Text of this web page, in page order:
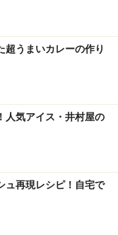
超うまいカレーの作り
人気アイス・井村屋の
ュ再現レシピ！自宅で